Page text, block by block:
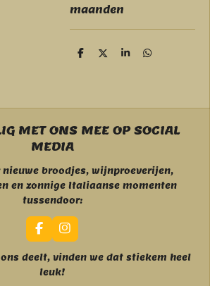
maanden
D
D
S
D
MET ONS MEE OP SOCIAL
MEDIA
nieuwe broodjes, wijnproeverijen,
en zonnige Italiaanse momenten
tussendoor:
F
a
c
e
b
I
n
s
t
a
deelt, vinden we dat stiekem heel
leuk!